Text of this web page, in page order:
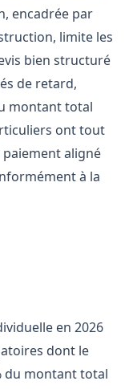
encadrée par
limite les
bien structuré
de retard,
montant total
ont tout
aligné
à la
en 2026
dont le
du montant total